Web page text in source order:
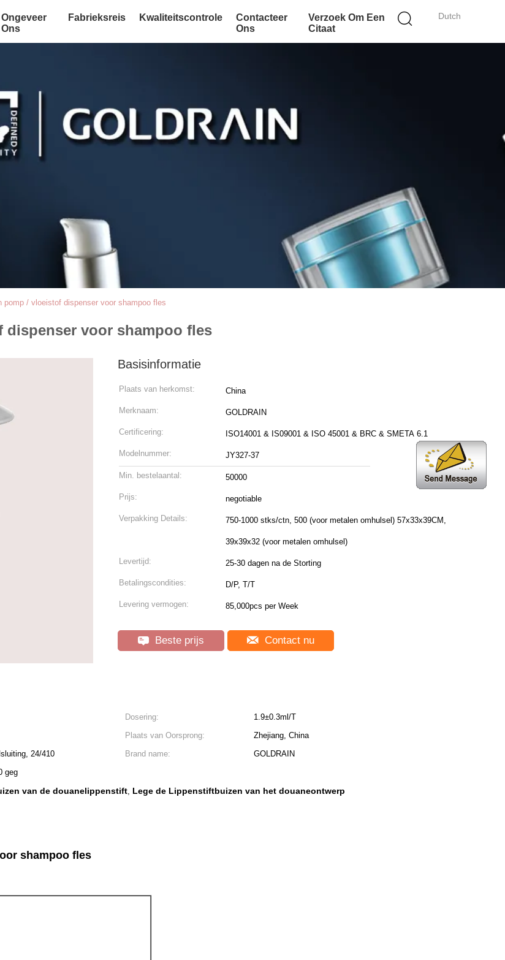
Dutch
Ongeveer
Ons
Fabrieksreis Kwaliteitscontrole
Contacteer
Ons
Verzoek Om Een
Citaat
pomp / vloeistof dispenser voor shampoo fles
dispenser voor shampoo fles
Basisinformatie
Plaats van herkomst: China
Merknaam: GOLDRAIN
Certificering: ISO14001 & IS09001 & ISO 45001 & BRC & SMETA 6.1
Modelnummer: JY327-37
Min. bestelaantal: 50000
Prijs: negotiable
Verpakking Details: 750-1000 stks/ctn, 500 (voor metalen omhulsel) 57x33x39CM,
39x39x32 (voor metalen omhulsel)
Levertijd: 25-30 dagen na de Storting
Betalingscondities: D/P, T/T
Levering vermogen: 85,000pcs per Week
Beste prijs Contact nu
Dosering:
1.9±0.3ml/T
Plaats van Oorsprong:
Zhejiang, China
24/410
geg
Brand name: GOLDRAIN
van de douanelippenstift, Lege de Lippenstiftbuizen van het douaneontwerp
shampoo fles